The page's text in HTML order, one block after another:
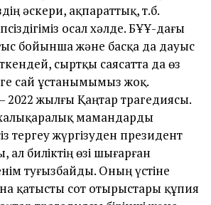
әскери, ақпараттық, т.б.
осал хәлде. БҰҰ-дағы
бойынша және басқа да дауыс
сыртқы саясатта да өз
сай ұстанымымыз жоқ.
2022 жылғы Қаңтар трагедиясы.
мамандарды
тергеу жүргізуден президент
ал биліктің өзі шығарған
туғызбайды. Оның үстіне
қатысты сот отырыстары құпия